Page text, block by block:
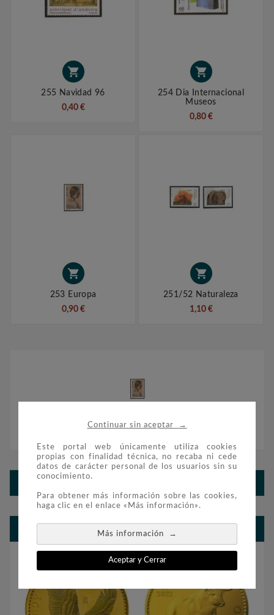
Continuar sin aceptar →
Este portal web únicamente utiliza cookies
propias con finalidad técnica, no recaba ni cede
datos de carácter personal de los usuarios sin su
conocimiento.
Para obtener más información sobre las cookies,
haga clic en el enlace «Más información».
Más información →
Aceptar y Cerrar

255 Navidad 96
0,40 €

254 Dia Internacional
Museos
0,80 €

253 Europa
0,90 €

251/52 Naturaleza
1,10 €
BLOG FILATELIA Y NUMISMÁTICA